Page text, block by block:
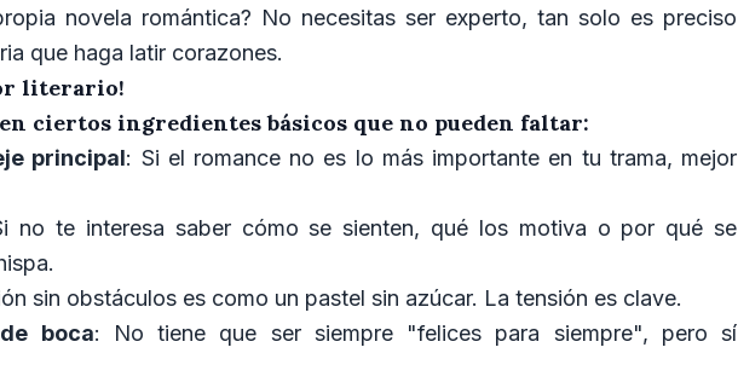
novela romántica? No necesitas ser experto, tan solo es preciso
que haga latir corazones.
literario!
ciertos ingredientes básicos que no pueden faltar:
principal: Si el romance no es lo más importante en tu trama, mejor
no te interesa saber cómo se sienten, qué los motiva o por qué se
sin obstáculos es como un pastel sin azúcar. La tensión es clave.
boca: No tiene que ser siempre "felices para siempre", pero sí